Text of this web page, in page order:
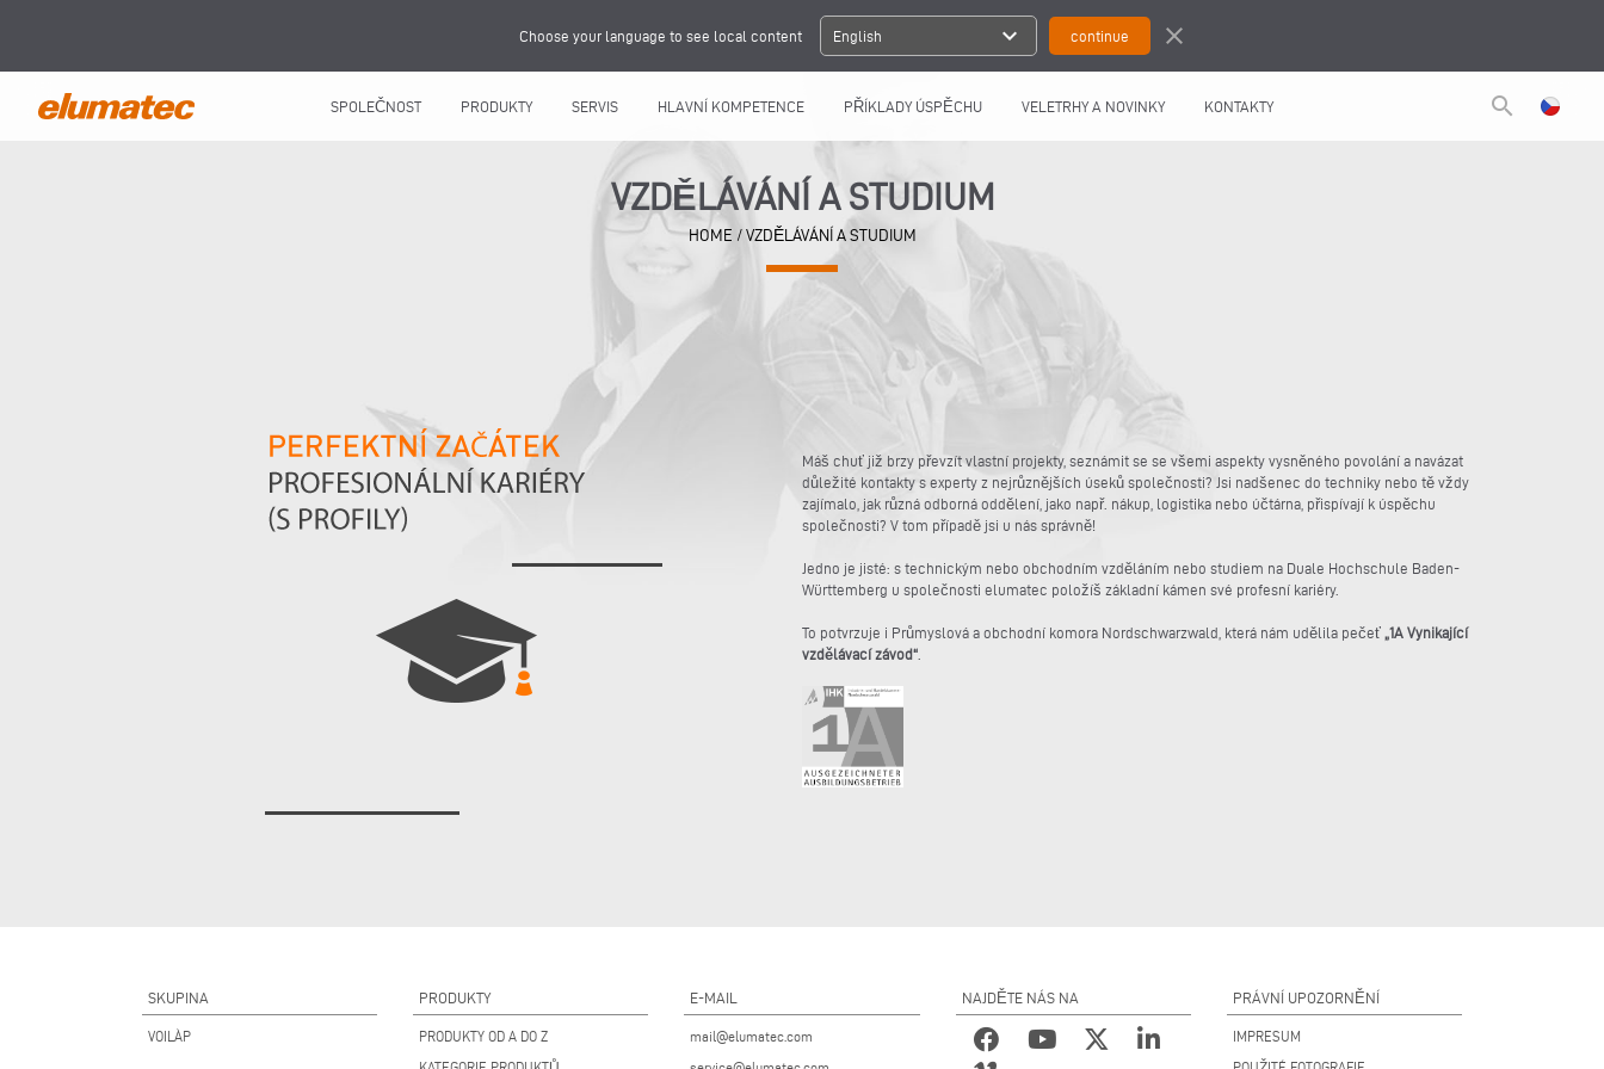
Choose your language to see local content English expand_more close
SPOLEČNOST PRODUKTY SERVIS HLAVNÍ KOMPETENCE PŘÍKLADY ÚSPĚCHU VELETRHY A NOVINKY KONTAKTY search
VZDĚLÁVÁNÍ A STUDIUM
HOME / VZDĚLÁVÁNÍ A STUDIUM
Máš chuť již brzy převzít vlastní projekty, seznámit se se všemi aspekty vysněného povolání a navázat
důležité kontakty s experty z nejrůznějších úseků společnosti? Jsi nadšenec do techniky nebo tě vždy
zajímalo, jak různá odborná oddělení, jako např. nákup, logistika nebo účtárna, přispívají k úspěchu
společnosti? V tom případě jsi u nás správně!
Jedno je jisté: s technickým nebo obchodním vzděláním nebo studiem na Duale Hochschule Baden-
Württemberg u společnosti elumatec položíš základní kámen své profesní kariéry.
To potvrzuje i Průmyslová a obchodní komora Nordschwarzwald, která nám udělila pečeť „1A Vynikající
vzdělávací závod“
SKUPINA
VOILÀP
PRODUKTY
PRODUKTY OD A DO Z
E-MAIL
mail@elumatec.com
NAJDĚTE NÁS NA PRÁVNÍ UPOZORNĚNÍ
IMPRESUM